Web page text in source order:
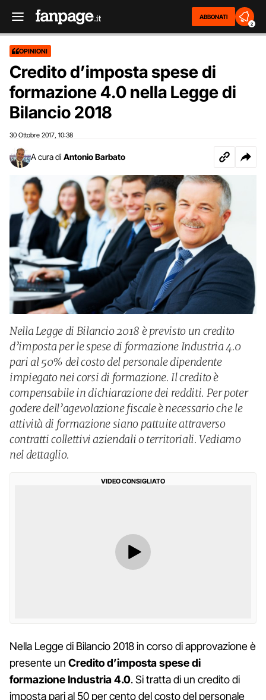
ABBONATI
2
OPINIONI
Credito d’imposta spese di
formazione 4.0 nella Legge di
Bilancio 2018
30 Ottobre 2017 10:38
A cura di Antonio Barbato
Nella Legge di Bilancio 2018 è previsto un credito
d’imposta per le spese di formazione Industria 4.0
pari al 50% del costo del personale dipendente
impiegato nei corsi di formazione. Il credito è
compensabile in dichiarazione dei redditi. Per poter
godere dell’agevolazione fiscale è necessario che le
attività di formazione siano pattuite attraverso
contratti collettivi aziendali o territoriali. Vediamo
nel dettaglio.
VIDEO CONSIGLIATO
Nella Legge di Bilancio 2018 in corso di approvazione è
presente un Credito d’imposta spese di
formazione Industria 4.0. Si tratta di un credito di
imposta pari al 50 per cento del costo del personale